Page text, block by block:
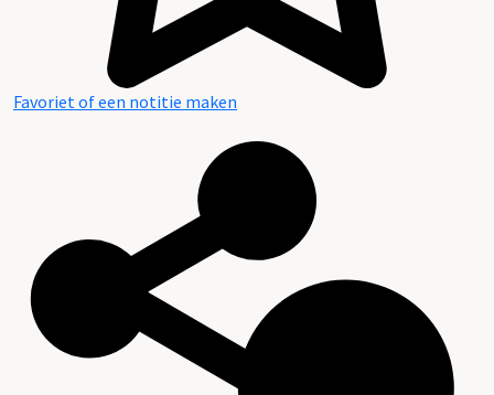
Favoriet of een notitie maken